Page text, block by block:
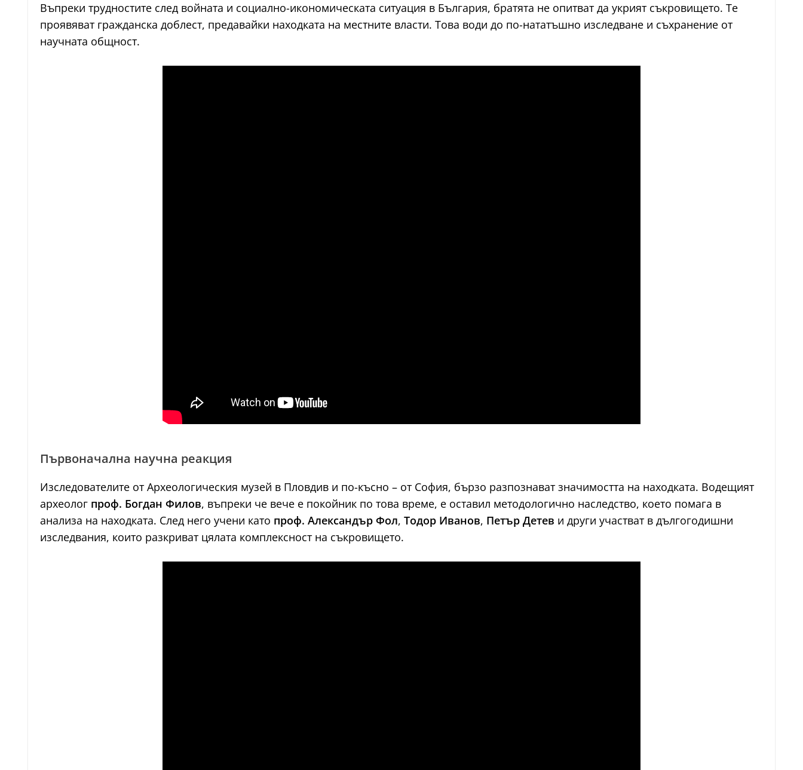
Въпреки трудностите след войната и социално-икономическата ситуация в България, братята не опитват да укрият съкровището. Те
проявяват гражданска доблест, предавайки находката на местните власти. Това води до по-нататъшно изследване и съхранение от
научната общност.
Първоначална научна реакция
Изследователите от Археологическия музей в Пловдив и по-късно – от София, бързо разпознават значимостта на находката. Водещият
археолог проф. Богдан Филов, въпреки че вече е покойник по това време, е оставил методологично наследство, което помага в
анализа на находката. След него учени като проф. Александър Фол, Тодор Иванов, Петър Детев и други участват в дългогодишни
изследвания, които разкриват цялата комплексност на съкровището.